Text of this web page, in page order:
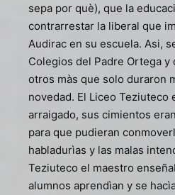
sepa por què), que la
contrarrestar la liberal que
Audirac en su escuela. Asi,
Colegios del Padre Ortega y
otros màs que solo duraron
novedad. El Liceo Teziuteco
arraigado, sus cimientos
para que pudieran
habladurìas y las malas
Teziuteco el maestro
alumnos aprendìan y se